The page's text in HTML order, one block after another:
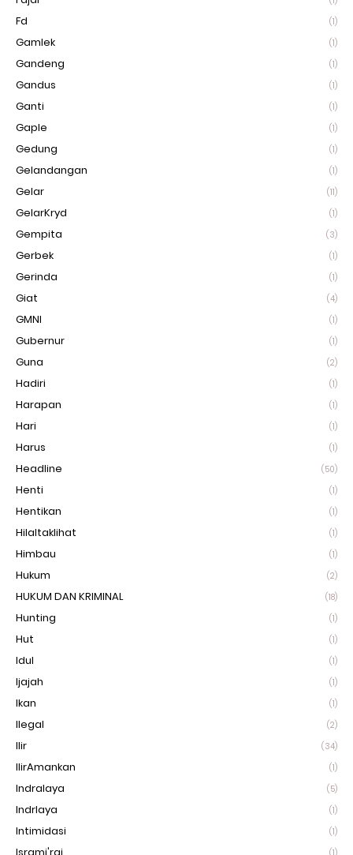
Fd (1)
Gamlek (1)
Gandeng (1)
Gandus (1)
Ganti (1)
Gaple (1)
Gedung (1)
Gelandangan (1)
Gelar (11)
GelarKryd (1)
Gempita (3)
Gerbek (1)
Gerinda (1)
Giat (4)
GMNI (1)
Gubernur (1)
Guna (2)
Hadiri (1)
Harapan (1)
Hari (1)
Harus (1)
Headline (50)
Henti (1)
Hentikan (1)
Hilaltaklihat (1)
Himbau (1)
Hukum (2)
HUKUM DAN KRIMINAL (18)
Hunting (1)
Hut (1)
Idul (1)
Ijajah (1)
Ikan (1)
Ilegal (2)
Ilir (34)
IlirAmankan (1)
Indralaya (5)
Indrlaya (1)
Intimidasi (1)